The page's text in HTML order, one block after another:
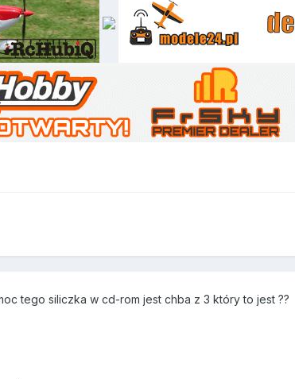
tego siliczka w cd-rom jest chba z 3 który to jest ??